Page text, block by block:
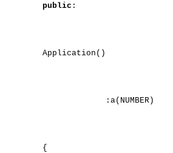
public :
Application()
:a(NUMBER)
{